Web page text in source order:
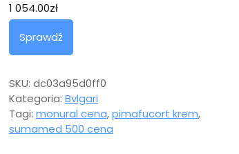
1 054.00zł
Sprawdź
SKU: dc03a95d0ff0
Kategoria: Bvlgari
Tagi: monural cena,pimafucort krem,
sumamed 500 cena